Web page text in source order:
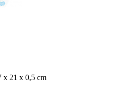
x 21 x 0,5 cm